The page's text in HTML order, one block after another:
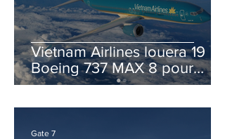
Vietnam Airlines louera 19
Boeing 737 MAX 8 pour
accélérer la modernisation
Gate 7